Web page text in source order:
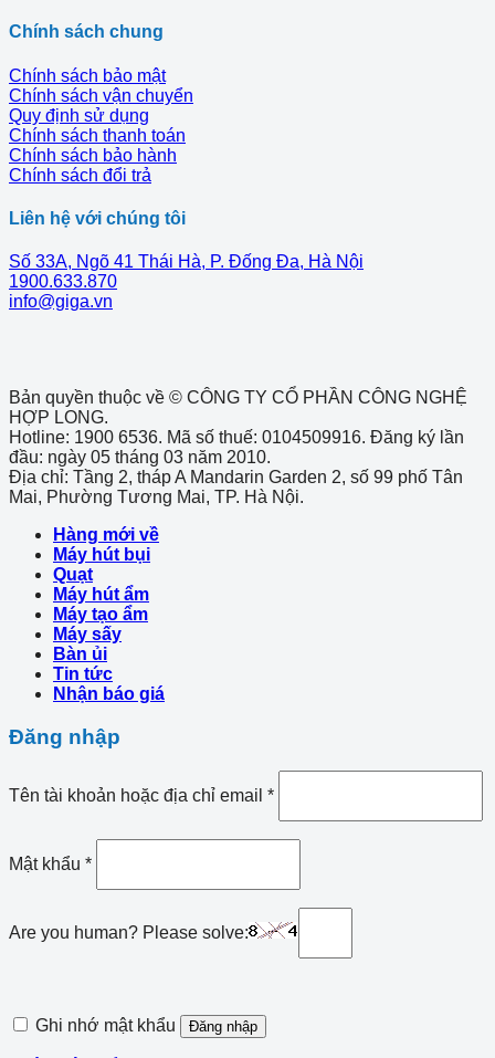
Chính sách chung
Chính sách bảo mật
Chính sách vận chuyển
Quy định sử dụng
Chính sách thanh toán
Chính sách bảo hành
Chính sách đổi trả
Liên hệ với chúng tôi
Số 33A, Ngõ 41 Thái Hà, P. Đống Đa, Hà Nội
1900.633.870
info@giga.vn
Bản quyền thuộc về © CÔNG TY CỔ PHẦN CÔNG NGHỆ
HỢP LONG.
Hotline: 1900 6536. Mã số thuế: 0104509916. Đăng ký lần
đầu: ngày 05 tháng 03 năm 2010.
Địa chỉ: Tầng 2, tháp A Mandarin Garden 2, số 99 phố Tân
Mai, Phường Tương Mai, TP. Hà Nội.
Hàng mới về
Máy hút bụi
Quạt
Máy hút ẩm
Máy tạo ẩm
Máy sấy
Bàn ủi
Tin tức
Nhận báo giá
Đăng nhập
Tên tài khoản hoặc địa chỉ email *
Mật khẩu *
Are you human? Please solve:
Ghi nhớ mật khẩu Đăng nhập